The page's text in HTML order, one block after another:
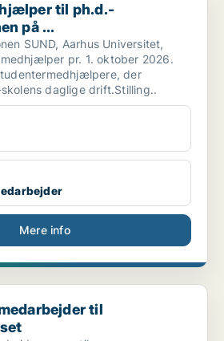
til ph.d.-
på ...
SUND, Aarhus Universitet,
pr. 1. oktober 2026.
der
daglige drift.Stilling..
Mere info
til Børnekulturhuset
til